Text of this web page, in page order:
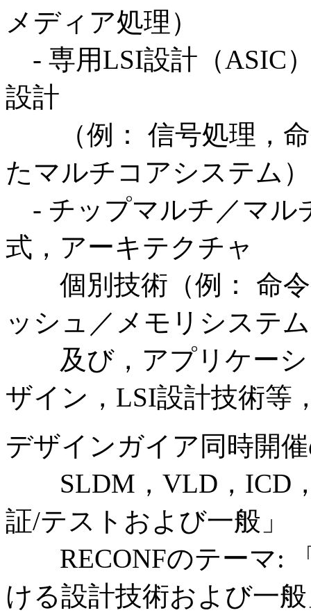
メディア処理）
- 専用LSI設計（ASIC
設計
（例： 信号処理，命
たマルチコアシステム）
- チップマルチ／マル
式，アーキテクチャ
個別技術（例： 命令
ッシュ／メモリシステ
及び，アプリケーシ
ザイン，LSI設計技術等
デザインガイア同時開
SLDM，VLD，ICD，
証/テストおよび一般」
RECONFのテーマ:
ける設計技術および一